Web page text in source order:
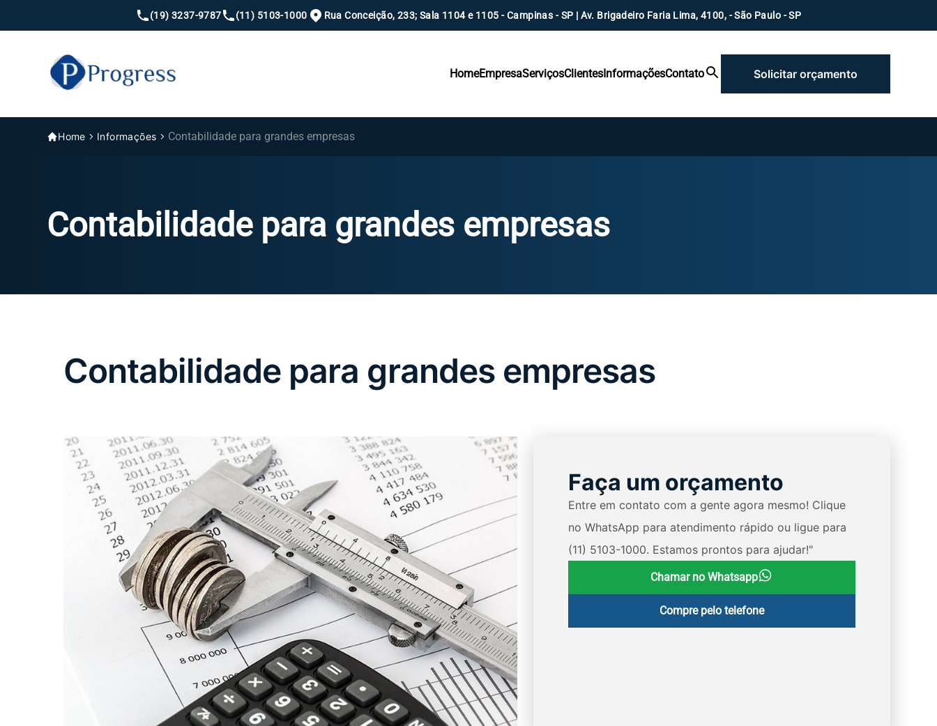
(19) 3237-9787 (11) 5103-1000 Rua Conceição, 233; Sala 1104 e 1105 - Campinas - SP | Av. Brigadeiro Faria Lima, 4100, - São Paulo - SP
HomeEmpresaServiçosClientesInformaçõesContato Solicitar orçamento
Home Informações Contabilidade para grandes empresas
Contabilidade para grandes empresas
Contabilidade para grandes empresas
Faça um orçamento
Entre em contato com a gente agora mesmo! Clique
no WhatsApp para atendimento rápido ou ligue para
(11) 5103-1000. Estamos prontos para ajudar!"
Chamar no Whatsapp
Compre pelo telefone